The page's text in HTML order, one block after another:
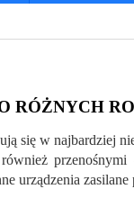
RÓŻNYCH
się w najbardziej
urządzenia